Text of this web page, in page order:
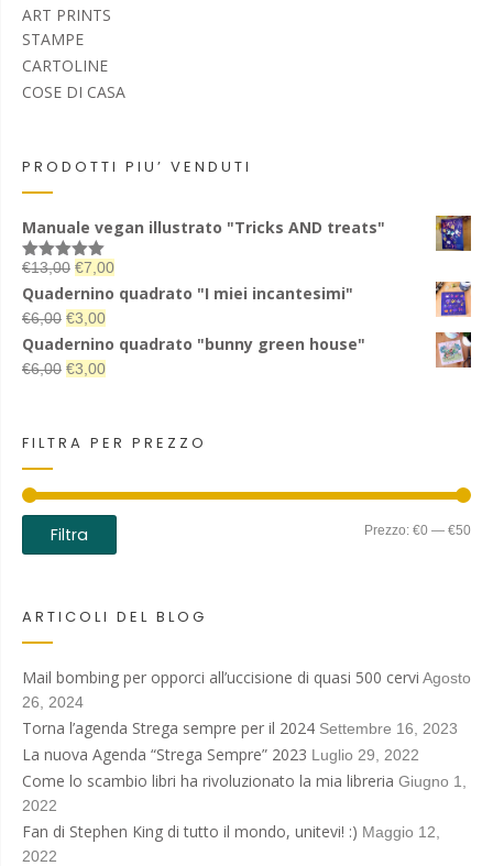
ART PRINTS
STAMPE
CARTOLINE
COSE DI CASA
PRODOTTI PIU’ VENDUTI
Manuale vegan illustrato "Tricks AND treats"
Valutato
5.00
su 5
€13,00 Il
prezzo
originale
era:
€13,00.
€7,00Il
prezzo
è:
Quadernino quadrato "I miei incantesimi"
€6,00 Il
prezzo
originale
€3,00Il
prezzo
attuale
Quadernino quadrato "bunny green house"
€6,00 Il
era:
€3,00Il
è:
FILTRA PER PREZZO
Filtra Prezzo: €0 — €50
ARTICOLI DEL BLOG
Mail bombing per opporci all’uccisione di quasi 500 cervi Agosto
26, 2024
Torna l’agenda Strega sempre per il 2024 Settembre 16, 2023
La nuova Agenda “Strega Sempre” 2023 Luglio 29, 2022
Come lo scambio libri ha rivoluzionato la mia libreria Giugno 1,
2022
Fan di Stephen King di tutto il mondo, unitevi! :) Maggio 12,
2022